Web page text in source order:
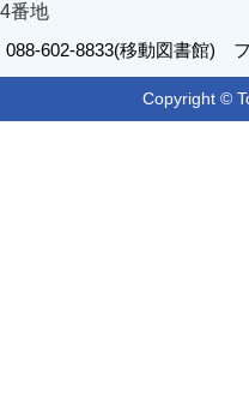
番地
602-8833(移動図書館)
Copyright ©